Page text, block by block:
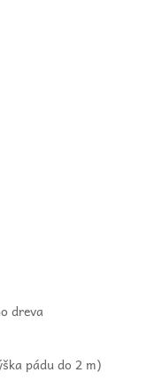
dreva
pádu do 2 m)